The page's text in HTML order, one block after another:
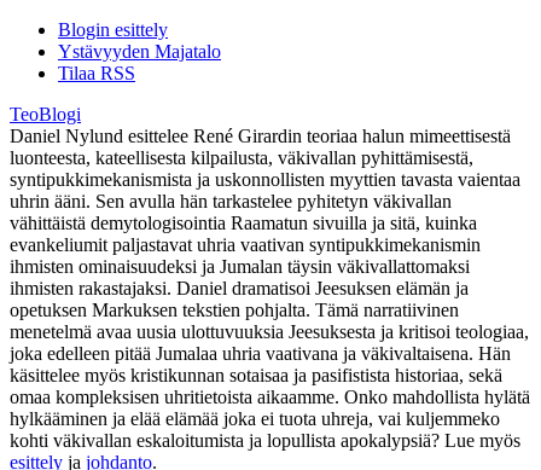
Blogin esittely
Ystävyyden Majatalo
Tilaa RSS
TeoBlogi
Daniel Nylund esittelee René Girardin teoriaa halun mimeettisestä
luonteesta, kateellisesta kilpailusta, väkivallan pyhittämisestä,
syntipukkimekanismista ja uskonnollisten myyttien tavasta vaientaa
uhrin ääni. Sen avulla hän tarkastelee pyhitetyn väkivallan
vähittäistä demytologisointia Raamatun sivuilla ja sitä, kuinka
evankeliumit paljastavat uhria vaativan syntipukkimekanismin
ihmisten ominaisuudeksi ja Jumalan täysin väkivallattomaksi
ihmisten rakastajaksi. Daniel dramatisoi Jeesuksen elämän ja
opetuksen Markuksen tekstien pohjalta. Tämä narratiivinen
menetelmä avaa uusia ulottuvuuksia Jeesuksesta ja kritisoi teologiaa,
joka edelleen pitää Jumalaa uhria vaativana ja väkivaltaisena. Hän
käsittelee myös kristikunnan sotaisaa ja pasifistista historiaa, sekä
omaa kompleksisen uhritietoista aikaamme. Onko mahdollista hylätä
hylkääminen ja elää elämää joka ei tuota uhreja, vai kuljemmeko
kohti väkivallan eskaloitumista ja lopullista apokalypsiä? Lue myös
esittely ja johdanto.